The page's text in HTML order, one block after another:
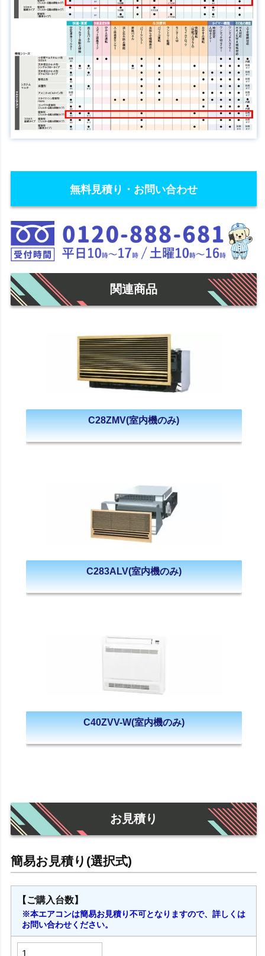
無料見積り・お問い合わせ
関連商品
C28ZMV(室内機のみ)
C283ALV(室内機のみ)
C40ZVV-W(室内機のみ)
お見積り
【ご購入台数】
※本エアコンは簡易お見積り不可となりますので、詳しくは
お問い合わせください。